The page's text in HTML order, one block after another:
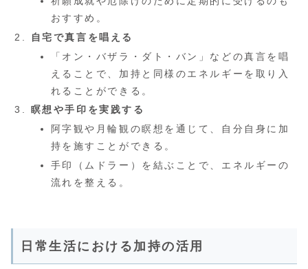
おすすめ。
自宅で真言を唱える
「オン・バザラ・ダト・バン」などの真言を唱
えることで、加持と同様のエネルギーを取り入
れることができる。
瞑想や手印を実践する
阿字観や月輪観の瞑想を通じて、自分自身に加
持を施すことができる。
手印（ムドラー）を結ぶことで、エネルギーの
流れを整える。
日常生活における加持の活用